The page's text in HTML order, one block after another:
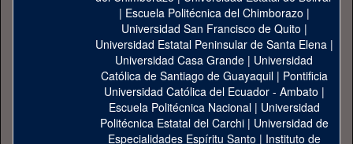
| Escuela Politécnica del Chimborazo |
Universidad San Francisco de Quito |
Universidad Estatal Peninsular de Santa Elena|
Universidad Casa Grande | Universidad
Católica de Santiago de Guayaquil| Pontificia
Universidad Católica del Ecuador - Ambato |
Escuela Politécnica Nacional| Universidad
Politécnica Estatal del Carchi| Universidad de
Especialidades Espíritu Santo | Instituto de